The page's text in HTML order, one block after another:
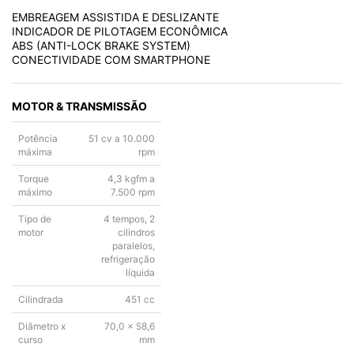
EMBREAGEM ASSISTIDA E DESLIZANTE
INDICADOR DE PILOTAGEM ECONÔMICA
ABS (ANTI-LOCK BRAKE SYSTEM)
CONECTIVIDADE COM SMARTPHONE
MOTOR & TRANSMISSÃO
Potência
máxima
51 cv a 10.000
rpm
Torque
máximo
4,3 kgfm a
7.500 rpm
Tipo de
motor
4 tempos, 2
cilindros
paralelos,
refrigeração
líquida
Cilindrada 451 cc
Diâmetro x
curso
70,0 x 58,6
mm